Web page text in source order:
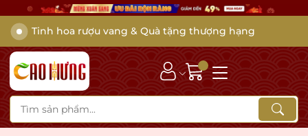
Tinh hoa rượu vang & Quà tặng thượng hạng